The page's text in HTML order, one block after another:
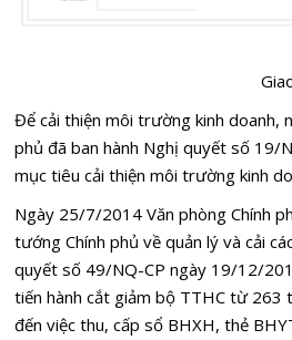
Để cải thiện môi trường kinh doanh,
phủ đã ban hành Nghị quyết số 19/
mục tiêu cải thiện môi trường kinh
Ngày 25/7/2014 Văn phòng Chính
tướng Chính phủ về quản lý và cải
quyết số 49/NQ-CP ngày 19/12/
tiến hành cắt giảm bộ TTHC từ
đến việc thu, cấp sổ BHXH, thẻ